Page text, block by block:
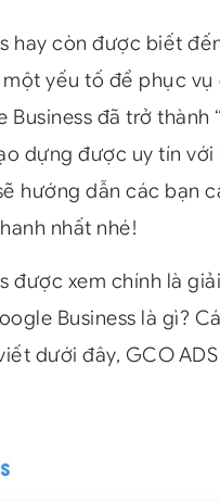
hay còn được biết
yếu tố để phục
Business đã trở
dựng được uy tín
hướng dẫn các bạn
nhất nhé!
được xem chính là
Business là gì?
dưới đây, GCO